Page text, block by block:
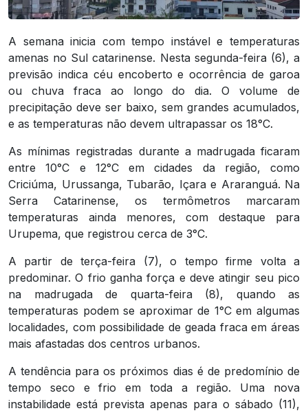
A semana inicia com tempo instável e temperaturas
amenas no Sul catarinense. Nesta segunda-feira (6), a
previsão indica céu encoberto e ocorrência de garoa
ou chuva fraca ao longo do dia. O volume de
precipitação deve ser baixo, sem grandes acumulados,
e as temperaturas não devem ultrapassar os 18°C.
As mínimas registradas durante a madrugada ficaram
entre 10°C e 12°C em cidades da região, como
Criciúma, Urussanga, Tubarão, Içara e Araranguá. Na
Serra Catarinense, os termômetros marcaram
temperaturas ainda menores, com destaque para
Urupema, que registrou cerca de 3°C.
A partir de terça-feira (7), o tempo firme volta a
predominar. O frio ganha força e deve atingir seu pico
na madrugada de quarta-feira (8), quando as
temperaturas podem se aproximar de 1°C em algumas
localidades, com possibilidade de geada fraca em áreas
mais afastadas dos centros urbanos.
A tendência para os próximos dias é de predomínio de
tempo seco e frio em toda a região. Uma nova
instabilidade está prevista apenas para o sábado (11),